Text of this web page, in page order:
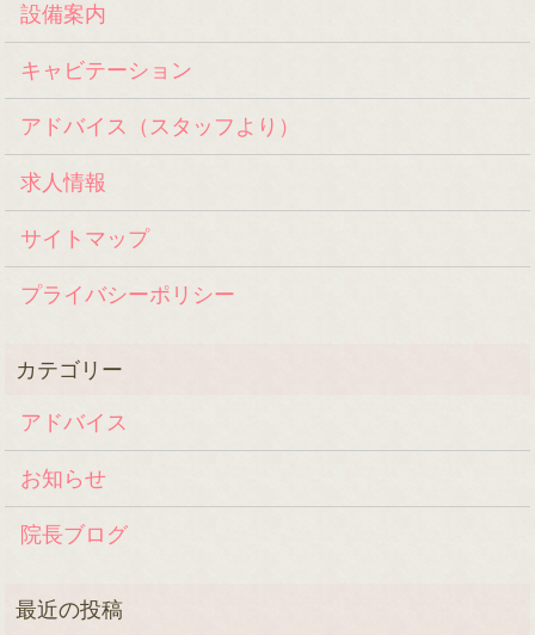
設備案内
キャビテーション
アドバイス（スタッフより）
求人情報
サイトマップ
プライバシーポリシー
アドバイス
お知らせ
院長ブログ